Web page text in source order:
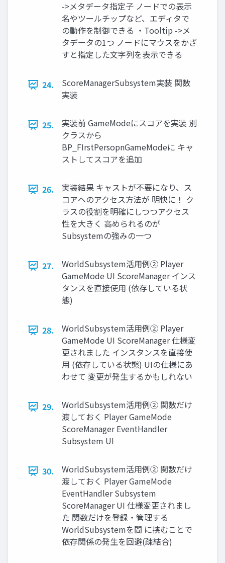
->メタデータ指定子 ノードでの表示
名やツールチップなど、エディタで
の動作を制御できる ・Tooltip ->メ
タデータの1つ ノードにマウスをかざ
すと指定した文字列を表示できる
24.
ScoreManagerSubsystem実装 関数
実装
25.
実装前 GameModeにスコアを実装 別
クラスから
BP_FIrstPersopnGameModeに キャ
ストしてスコアを追加
26.
実装結果 キャストが不要になり、ス
コアへのアクセス方法が 明快に！ ク
ラスの役割を明確にしつつアクセス
性を大きく 高められるのが
Subsystemの強みの一つ
27.
WorldSubsystem活用例② Player
GameMode UI ScoreManager インス
タンスを直接使用 (依存している状
態)
28.
WorldSubsystem活用例② Player
GameMode UI ScoreManager 仕様変
更されました インスタンスを直接使
用 (依存している状態) UIの仕様にあ
わせて 変更が発生するかもしれない
29.
WorldSubsystem活用例② 関数だけ
渡しておく Player GameMode
ScoreManager EventHandler
Subsystem UI
30.
WorldSubsystem活用例② 関数だけ
渡しておく Player GameMode
EventHandler Subsystem
ScoreManager UI 仕様変更されまし
た 関数だけを登録・管理する
WorldSubsystemを間 に挟むことで
依存関係の発生を回避(疎結合)